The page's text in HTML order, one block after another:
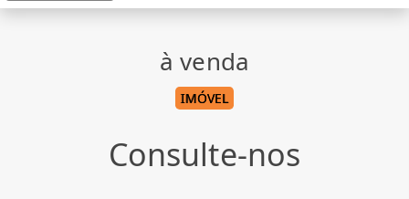
à venda
IMÓVEL
Consulte-nos